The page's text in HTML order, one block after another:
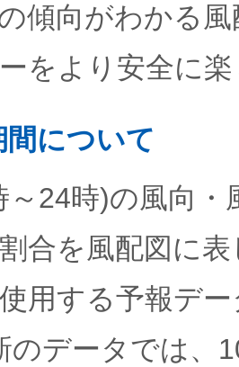
傾向がわかる
をより安全に
間について
～24時)の風向・
合を風配図に
用する予報デ
のデータでは、